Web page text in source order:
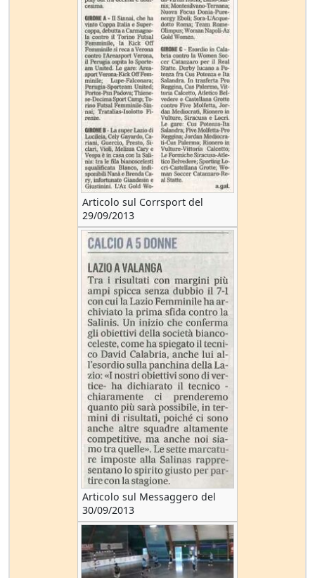
Articolo sul Corrsport del
29/09/2013
Articolo sul Messaggero del
30/09/2013